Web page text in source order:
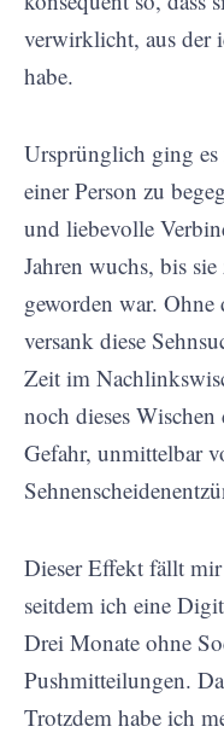
verwirklicht, aus der
habe.
Ursprünglich ging
einer Person zu
und liebevolle
Jahren wuchs, bis
geworden war. Ohne
versank diese
Zeit im
noch dieses
Gefahr, unmittelbar
Dieser Effekt fällt
seitdem ich eine
Drei Monate ohne
Pushmitteilungen.
Trotzdem habe ich